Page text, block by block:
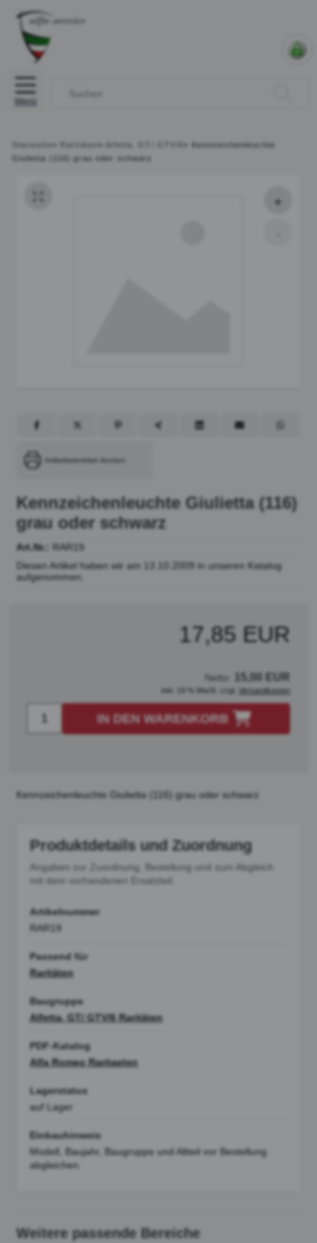
Menü
Startseite » Raritäten » Alfetta, GT/ GTV/6 »
Kennzeichenleuchte
Giulietta (116) grau oder schwarz
Artikeldatenblatt drucken
Kennzeichenleuchte Giulietta (116)
grau oder schwarz
Art.Nr.:
RAR19
Diesen Artikel haben wir am 13.10.2009 in unseren Katalog
aufgenommen.
17,85 EUR
Netto: 15,00 EUR
inkl. 19 % MwSt. zzgl. Versandkosten
IN DEN WARENKORB
Kennzeichenleuchte Giulietta (116) grau oder schwarz
Produktdetails und Zuordnung
Angaben zur Zuordnung, Bestellung und zum Abgleich
mit dem vorhandenen Ersatzteil.
Artikelnummer
RAR19
Passend für
Raritäten
Baugruppe
Alfetta, GT/ GTV/6 Raritäten
PDF-Katalog
Alfa Romeo Raritaeten
Lagerstatus
auf Lager
Einbauhinweis
Modell, Baujahr, Baugruppe und Altteil vor Bestellung
abgleichen.
Weitere passende Bereiche